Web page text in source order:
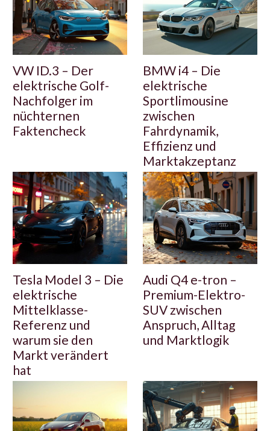
VW ID.3 – Der
elektrische Golf-
Nachfolger im
nüchternen
Faktencheck
BMW i4 – Die
elektrische
Sportlimousine
zwischen
Fahrdynamik,
Effizienz und
Marktakzeptanz
Tesla Model 3 – Die
elektrische
Mittelklasse-
Referenz und
warum sie den
Markt verändert
hat
Audi Q4 e-tron –
Premium-Elektro-
SUV zwischen
Anspruch, Alltag
und Marktlogik